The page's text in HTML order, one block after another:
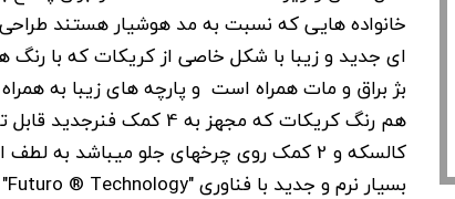
خانواده هایی که نسبت به مد هوشیار هستند
ای جدید و زیبا با شکل خاصی از کریکات که با رنگ
بژ براق و مات همراه است و پارچه های زیبا به
هم رنگ کریکات که مجهز به 4
کالسکه و 2 کمک روی چرخهای جلو میباشد به